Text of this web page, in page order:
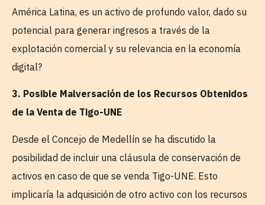
América Latina, es un activo de profundo valor, dado su
potencial para generar ingresos a través de la
explotación comercial y su relevancia en la economía
digital?
3. Posible Malversación de los Recursos Obtenidos
de la Venta de Tigo-UNE
Desde el Concejo de Medellín se ha discutido la
posibilidad de incluir una cláusula de conservación de
activos en caso de que se venda Tigo-UNE. Esto
implicaría la adquisición de otro activo con los recursos